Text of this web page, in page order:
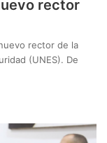
rector
rector de la
(UNES). De